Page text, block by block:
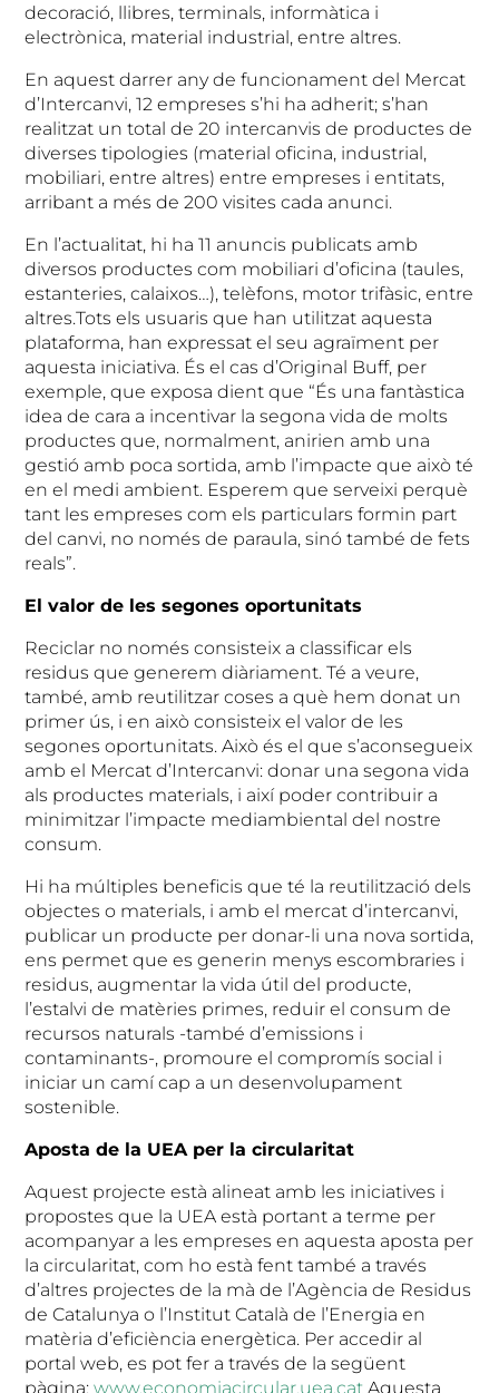
decoració, llibres, terminals, informàtica i
electrònica, material industrial, entre altres.
En aquest darrer any de funcionament del Mercat
d’Intercanvi, 12 empreses s’hi ha adherit; s’han
realitzat un total de 20 intercanvis de productes de
diverses tipologies (material oficina, industrial,
mobiliari, entre altres) entre empreses i entitats,
arribant a més de 200 visites cada anunci.
En l’actualitat, hi ha 11 anuncis publicats amb
diversos productes com mobiliari d’oficina (taules,
estanteries, calaixos…), telèfons, motor trifàsic, entre
altres.Tots els usuaris que han utilitzat aquesta
plataforma, han expressat el seu agraïment per
aquesta iniciativa. És el cas d’Original Buff, per
exemple, que exposa dient que “És una fantàstica
idea de cara a incentivar la segona vida de molts
productes que, normalment, anirien amb una
gestió amb poca sortida, amb l’impacte que això té
en el medi ambient. Esperem que serveixi perquè
tant les empreses com els particulars formin part
del canvi, no només de paraula, sinó també de fets
reals”.
El valor de les segones oportunitats
Reciclar no només consisteix a classificar els
residus que generem diàriament. Té a veure,
també, amb reutilitzar coses a què hem donat un
primer ús, i en això consisteix el valor de les
segones oportunitats. Això és el que s’aconsegueix
amb el Mercat d’Intercanvi: donar una segona vida
als productes materials, i així poder contribuir a
minimitzar l’impacte mediambiental del nostre
consum.
Hi ha múltiples beneficis que té la reutilització dels
objectes o materials, i amb el mercat d’intercanvi,
publicar un producte per donar-li una nova sortida,
ens permet que es generin menys escombraries i
residus, augmentar la vida útil del producte,
l’estalvi de matèries primes, reduir el consum de
recursos naturals -també d’emissions i
contaminants-, promoure el compromís social i
iniciar un camí cap a un desenvolupament
sostenible.
Aposta de la UEA per la circularitat
Aquest projecte està alineat amb les iniciatives i
propostes que la UEA està portant a terme per
acompanyar a les empreses en aquesta aposta per
la circularitat, com ho està fent també a través
d’altres projectes de la mà de l’Agència de Residus
de Catalunya o l’Institut Català de l’Energia en
matèria d’eficiència energètica. Per accedir al
portal web, es pot fer a través de la següent
pàgina:www.economiacircular.uea.catAquesta